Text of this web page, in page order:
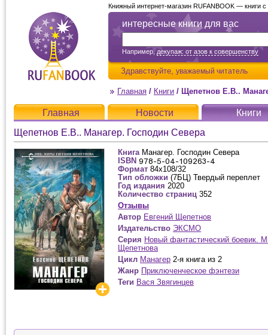
интересные книги для вас
Например,декупаж: от азов к совершенству
Здравствуйте, уважаемый читатель
Книжный интернет-магазин RUFANBOOK — книги
Главная / Книги / Щепетнов Е.В..
Главная Новости
Книги
Щепетнов Е.В.. Манагер. Господин Севера
Книга Манагер. Господин Севера
ISBN
Формат 84x108/32
Тип обложки (7БЦ) Твердый переплет
Год издания 2020
Количество страниц 352
Отзывы
Автор Евгений Щепетнов
Издательство ЭКСМО
Серия Новый фантастический боевик.
Щепетнова
Цикл Манагер 2-я книга из 2
Жанр Приключенческое фэнтези
Теги Вася Звягинцев